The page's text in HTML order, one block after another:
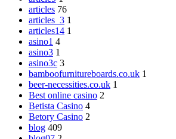
articles 76
articles_3 1
articles14 1
asino1 4
asino3 1
asino3c 3
bamboofurnitureboards.co.uk 1
beer-necessities.co.uk 1
Best online casino 2
Betista Casino 4
Betory Casino 2
blog 409